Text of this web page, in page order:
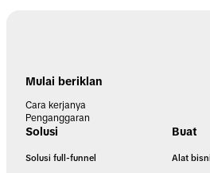
Mulai beriklan
Cara kerjanya
Penganggaran
Solusi
Solusi full-funnel
Buat
Alat